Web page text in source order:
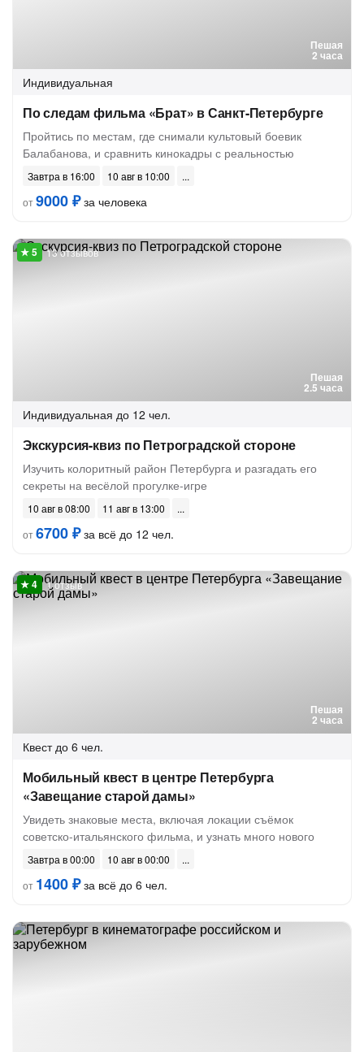
Пешая
2 часа
Индивидуальная
По следам фильма «Брат» в Санкт-Петербурге
Пройтись по местам, где снимали культовый боевик
Балабанова, и сравнить кинокадры с реальностью
Завтра в 16:00
10 авг в 10:00
от9000 ₽за человека
Пешая
2.5 часа
13 отзывов
Индивидуальная до 12 чел.
Экскурсия-квиз по Петроградской стороне
Изучить колоритный район Петербурга и разгадать его
секреты на весёлой прогулке-игре
10 авг в 08:00
11 авг в 13:00
от6700 ₽за всё до 12 чел.
Пешая
2 часа
1 отзыв
Квест до 6 чел.
Мобильный квест в центре Петербурга
«Завещание старой дамы»
Увидеть знаковые места, включая локации съёмок
советско-итальянского фильма, и узнать много нового
Завтра в 00:00
10 авг в 00:00
от 1400 ₽за всё до 6 чел.